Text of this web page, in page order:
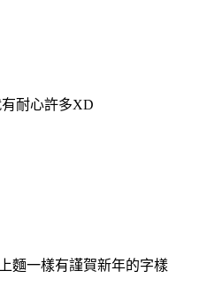
耐心許多XD
麵一樣有謹賀新年的字樣